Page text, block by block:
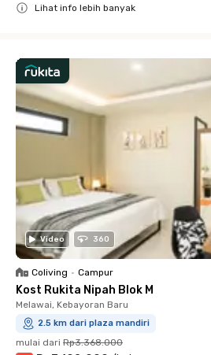
Lihat info lebih banyak
Video 360
Coliving • Campur
Kost Rukita Nipah Blok M
Melawai, Kebayoran Baru
2.5 km dari plaza mandiri
mulai dari Rp3.368.000